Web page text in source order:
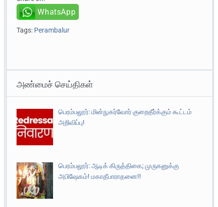
WhatsApp
Tags: Perambalur
அண்மைச் செய்திகள்
பெரம்பலூர்: மின்நுகர்வோர் குறைதீர்க்கும் கூட்டம்
அறிவிப்பு!
பெரம்பலூர்: ஆடிக் கிருத்திகை; முருகனுக்கு
அபிஷேகம்! மகாதீபாராதனை!!